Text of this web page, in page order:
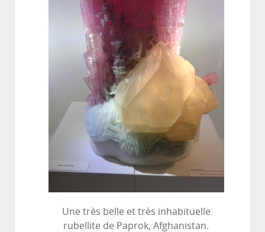
Une très belle et très inhabituelle
rubellite de Paprok, Afghanistan.